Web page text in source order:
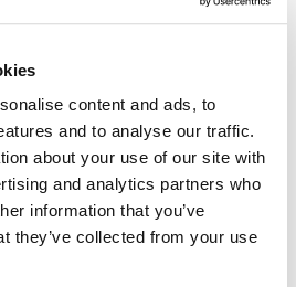
content and ads, to
and to analyse our traffic.
about your use of our site with
and analytics partners who
information that you’ve
they’ve collected from your use
para montar un sistema de
Thule en vehículos con puntos
perfil en T o puntos de fijación
personalizada.